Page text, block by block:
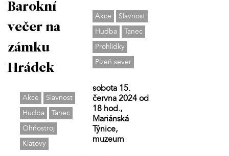
Barokní
večer na
zámku
Hrádek
Akce
Slavnost
Hudba
Tanec
Ohňostroj
Klatovy
Akce
Slavnost
Hudba
Tanec
Prohlídky
Plzeň sever
sobota 15.
června 2024 od
18 hod.,
Mariánská
Týnice,
muzeum